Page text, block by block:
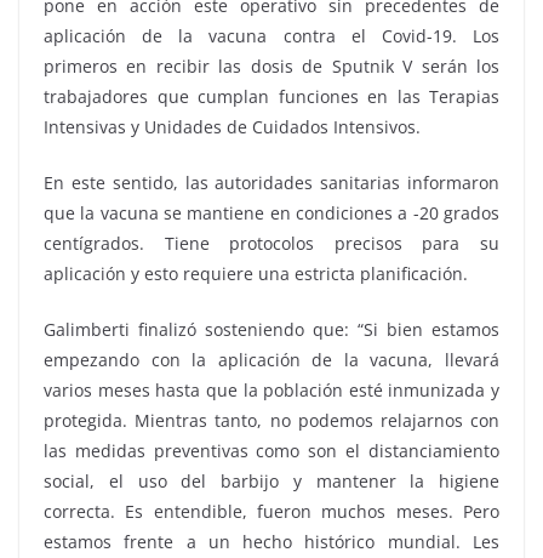
pone en acción este operativo sin precedentes de
aplicación de la vacuna contra el Covid-19. Los
primeros en recibir las dosis de Sputnik V serán los
trabajadores que cumplan funciones en las Terapias
Intensivas y Unidades de Cuidados Intensivos.
En este sentido, las autoridades sanitarias informaron
que la vacuna se mantiene en condiciones a -20 grados
centígrados. Tiene protocolos precisos para su
aplicación y esto requiere una estricta planificación.
Galimberti finalizó sosteniendo que: “Si bien estamos
empezando con la aplicación de la vacuna, llevará
varios meses hasta que la población esté inmunizada y
protegida. Mientras tanto, no podemos relajarnos con
las medidas preventivas como son el distanciamiento
social, el uso del barbijo y mantener la higiene
correcta. Es entendible, fueron muchos meses. Pero
estamos frente a un hecho histórico mundial. Les